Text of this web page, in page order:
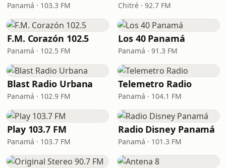
Panamá · 103.3 FM Chitré · 92.7 FM
F.M. Corazón 102.5
Panamá · 102.5 FM
Los 40 Panamá
Panamá · 91.3 FM
Blast Radio Urbana
Panamá · 102.9 FM
Telemetro Radio
Panamá · 104.1 FM
Play 103.7 FM
Panamá · 103.7 FM
Radio Disney Panamá
Panamá · 101.3 FM